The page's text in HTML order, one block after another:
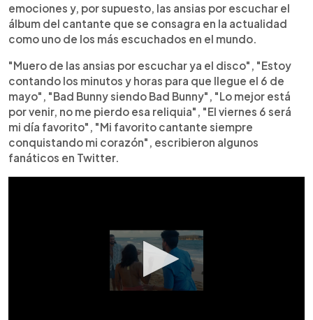
emociones y, por supuesto, las ansias por escuchar el
álbum del cantante que se consagra en la actualidad
como uno de los más escuchados en el mundo.
"Muero de las ansias por escuchar ya el disco", "Estoy
contando los minutos y horas para que llegue el 6 de
mayo", "Bad Bunny siendo Bad Bunny", "Lo mejor está
por venir, no me pierdo esa reliquia", "El viernes 6 será
mi día favorito", "Mi favorito cantante siempre
conquistando mi corazón", escribieron algunos
fanáticos en Twitter.